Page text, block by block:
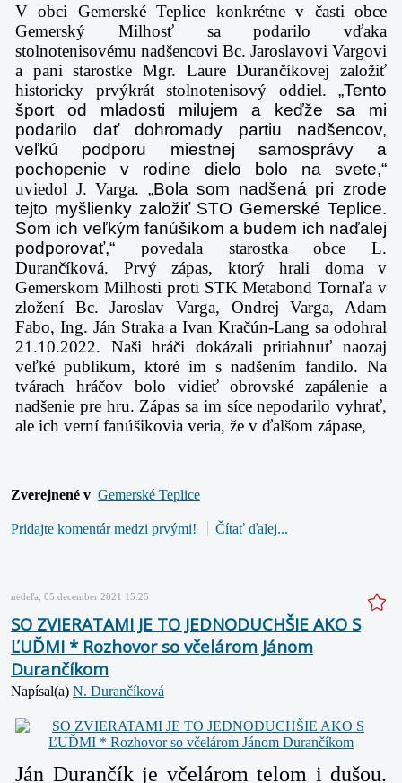
V obci Gemerské Teplice konkrétne v časti obce
Gemerský Milhosť sa podarilo vďaka
stolnotenisovému nadšencovi Bc. Jaroslavovi Vargovi
a pani starostke Mgr. Laure Durančíkovej založiť
historicky prvýkrát stolnotenisový oddiel. „Tento
šport od mladosti milujem a keďže sa mi
podarilo dať dohromady partiu nadšencov,
veľkú podporu miestnej samosprávy a
pochopenie v rodine dielo bolo na svete,“
uviedol J. Varga. „Bola som nadšená pri zrode
tejto myšlienky založiť STO Gemerské Teplice.
Som ich veľkým fanúšikom a budem ich naďalej
podporovať,“ povedala starostka obce L.
Durančíková. Prvý zápas, ktorý hrali doma v
Gemerskom Milhosti proti STK Metabond Tornaľa v
zložení Bc. Jaroslav Varga, Ondrej Varga, Adam
Fabo, Ing. Ján Straka a Ivan Kračún-Lang sa odohral
21.10.2022. Naši hráči dokázali pritiahnuť naozaj
veľké publikum, ktoré im s nadšením fandilo. Na
tvárach hráčov bolo vidieť obrovské zapálenie a
nadšenie pre hru. Zápas sa im síce nepodarilo vyhrať,
ale ich verní fanúšikovia veria, že v ďalšom zápase,
Zverejnené v Gemerské Teplice
Pridajte komentár medzi prvými! Čítať ďalej...
nedeľa, 05 december 2021 15:25
SO ZVIERATAMI JE TO JEDNODUCHŠIE AKO S
ĽUĎMI * Rozhovor so včelárom Jánom
Durančíkom
Napísal(a) N. Durančíková
Ján Durančíkje včelárom telom i dušou.